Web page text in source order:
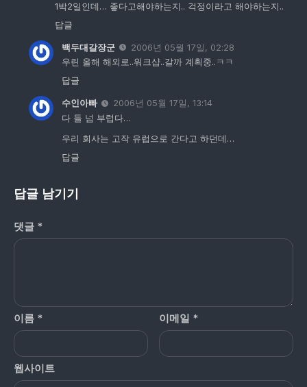
1박2일인데… 좋다고해야하는지.. 걱정이라고 해야하는지..
답글
백두대갈장군
2006년 05월 17일, 02:28
우린 올해 해외로..워크샵..갈까 계획중..ㅋㅋ
답글
수인아빠
2006년 05월 17일, 13:14
다 들 넘 부럽다…
우리 회사는 고작 유럽으로 간다고 하던데…
답글
답글 남기기
댓글 *
이름 * 이메일 *
웹사이트